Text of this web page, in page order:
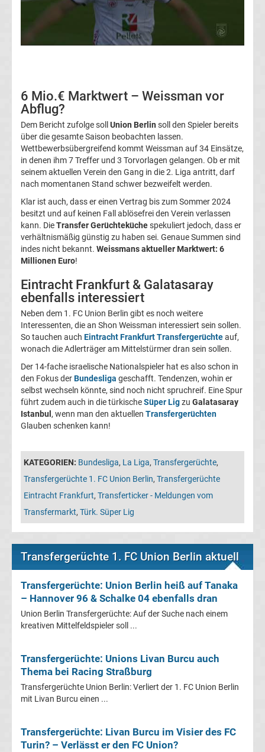
Mainz
Transfergerüchte
Alemannia
Aachen
Arminia
Bielefeld
Transfergerüchte
Bayer
Leverkusen
Transfergerüchte
Bayern
München
Borussia
Dortmund
Transfergerüchte
Borussia
Mönchengladbach
Transfergerüchte
Chemnitzer
FC
Dynamo
6 Mio.€ Marktwert – Weissman vor
Abflug?
Dem Bericht zufolge soll Union Berlin soll den Spieler bereits
über die gesamte Saison beobachten lassen.
Wettbewerbsübergreifend kommt Weissman auf 34 Einsätze,
in denen ihm 7 Treffer und 3 Torvorlagen gelangen. Ob er mit
seinem aktuellen Verein den Gang in die 2. Liga antritt, darf
nach momentanen Stand schwer bezweifelt werden.
Klar ist auch, dass er einen Vertrag bis zum Sommer 2024
besitzt und auf keinen Fall ablösefrei den Verein verlassen
kann. DieTransfer Gerüchteküchespekuliert jedoch, dass er
verhältnismäßig günstig zu haben sei. Genaue Summen sind
indes nicht bekannt. Weissmans aktueller Marktwert: 6
Millionen Euro!
Eintracht Frankfurt & Galatasaray
ebenfalls interessiert
Neben dem 1. FC Union Berlin gibt es noch weitere
Interessenten, die an Shon Weissman interessiert sein sollen.
So tauchen auch Eintracht Frankfurt Transfergerüchteauf,
wonach die Adlerträger am Mittelstürmer dran sein sollen.
Der 14-fache israelische Nationalspieler hat es also schon in
den Fokus derBundesliga geschafft. Tendenzen, wohin er
selbst wechseln könnte, sind noch nicht spruchreif. Eine Spur
führt zudem auch in die türkischeSüper Ligzu Galatasaray
Istanbul , wenn man den aktuellen Transfergerüchten
Glauben schenken kann!
KATEGORIEN: Bundesliga, La Liga, Transfergerüchte,
Transfergerüchte 1. FC Union Berlin, Transfergerüchte
Eintracht Frankfurt, Transferticker - Meldungen vom
Transfermarkt, Türk. Süper Lig
Transfergerüchte 1. FC Union Berlin aktuell
Transfergerüchte: Union Berlin heiß auf Tanaka
– Hannover 96 & Schalke 04 ebenfalls dran
Union Berlin Transfergerüchte: Auf der Suche nach einem
kreativen Mittelfeldspieler soll ...
Transfergerüchte: Unions Livan Burcu auch
Thema bei Racing Straßburg
Transfergerüchte Union Berlin: Verliert der 1. FC Union Berlin
mit Livan Burcu einen ...
Transfergerüchte: Livan Burcu im Visier des FC
Turin? – Verlässt er den FC Union?